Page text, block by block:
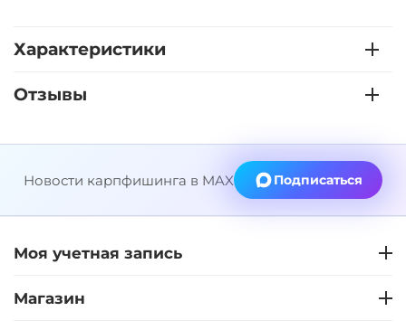
Характеристики
Отзывы
Новости карпфишинга в MAX Подписаться
Моя учетная запись
Магазин